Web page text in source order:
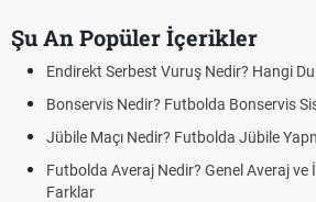
Şu An Popüler İçerikler
Endirekt Serbest Vuruş Nedir? Hangi
Bonservis Nedir? Futbolda Bonservis
Jübile Maçı Nedir? Futbolda Jübile
Futbolda Averaj Nedir? Genel Averaj ve
Farklar